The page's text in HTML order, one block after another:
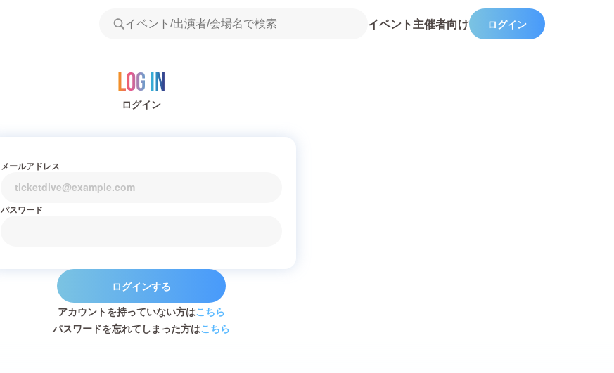
イベント主催者向け ログイン
Log in
ログイン
メールアドレス
パスワード
ログインする
アカウントを持っていない方はこちら
パスワードを忘れてしまった方はこちら